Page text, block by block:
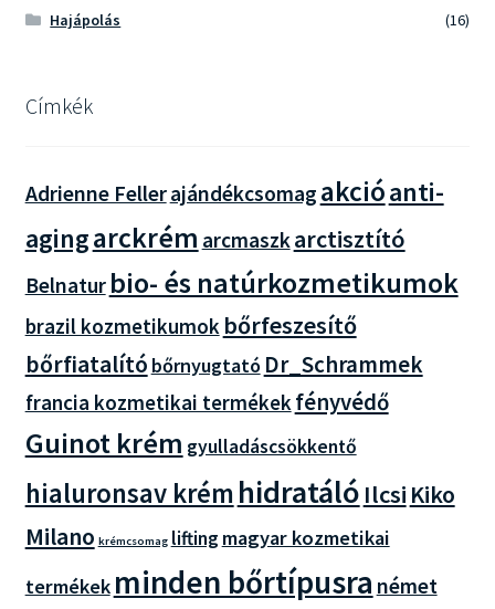
Hajápolás
(16)
Címkék
Adrienne Fellerajándékcsomag akcióanti-
agingarckrém arcmaszk arctisztító
Belnatur bio- és natúrkozmetikumok
brazil kozmetikumok bőrfeszesítő
bőrfiatalító bőrnyugtató Dr_Schrammek
francia kozmetikai termékek fényvédő
Guinot krém gyulladáscsökkentő
hialuronsav krémhidratáló Ilcsi Kiko
Milano krémcsomag lifting magyar kozmetikai
termékek minden bőrtípusra német